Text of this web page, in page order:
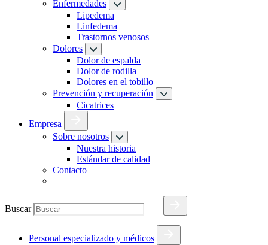
Enfermedades
Lipedema
Linfedema
Trastornos venosos
Dolores
Dolor de espalda
Dolor de rodilla
Dolores en el tobillo
Prevención y recuperación
Cicatrices
Empresa
Sobre nosotros
Nuestra historia
Estándar de calidad
Contacto
Buscar
Personal especializado y médicos